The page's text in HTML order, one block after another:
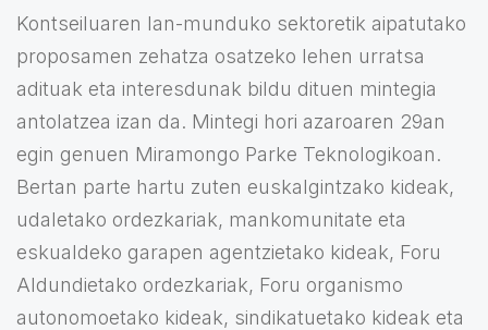
Kontseiluaren lan-munduko sektoretik aipatutako
proposamen zehatza osatzeko lehen urratsa
adituak eta interesdunak bildu dituen mintegia
antolatzea izan da. Mintegi hori azaroaren 29an
egin genuen Miramongo Parke Teknologikoan.
Bertan parte hartu zuten euskalgintzako kideak,
udaletako ordezkariak, mankomunitate eta
eskualdeko garapen agentzietako kideak, Foru
Aldundietako ordezkariak, Foru organismo
autonomoetako kideak, sindikatuetako kideak eta